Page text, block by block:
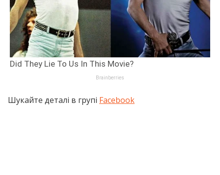
Шукайте деталі в групі Facebook